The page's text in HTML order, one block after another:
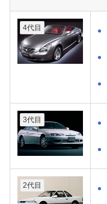
4代目
3代目
2代目